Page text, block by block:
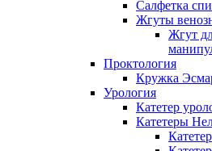
Салфетка
Жгуты
Жгут
Проктология
Кружка
Урология
Катетер
Катетеры